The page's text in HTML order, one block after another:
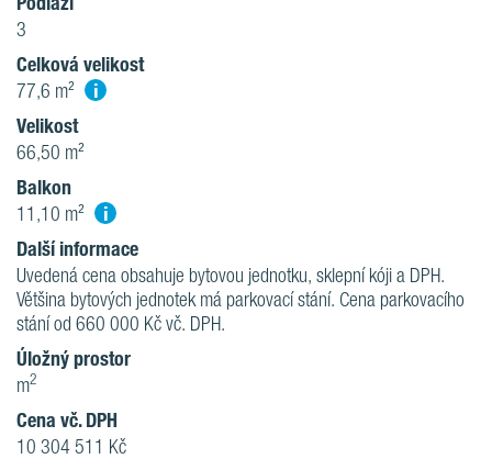
3
Celková velikost
77,6 m² i
Velikost
66,50 m²
Balkon
11,10 m² i
Další informace
Uvedená cena obsahuje bytovou jednotku, sklepní kóji a DPH.
Většina bytových jednotek má parkovací stání. Cena parkovacího
stání od 660 000 Kč vč. DPH.
Úložný prostor
m2
Cena vč. DPH
10 304 511 Kč